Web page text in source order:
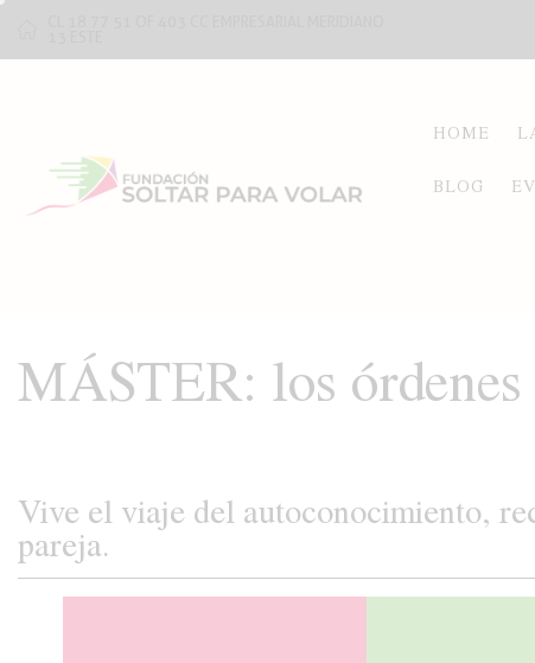
HOME
BLOG
MÁSTER: los
Vive el viaje del autoconocimiento,
pareja.